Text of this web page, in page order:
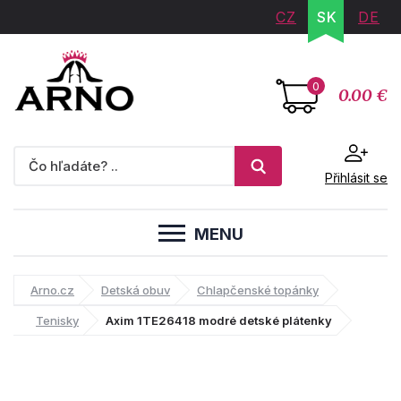
CZ SK DE
0 0.00 €
Přihlásit se
MENU
Arno.cz Detská obuv Chlapčenské topánky
Tenisky Axim 1TE26418 modré detské plátenky